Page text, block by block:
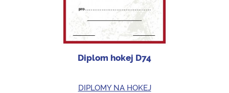
Diplom hokej D74
DIPLOMY NA HOKEJ